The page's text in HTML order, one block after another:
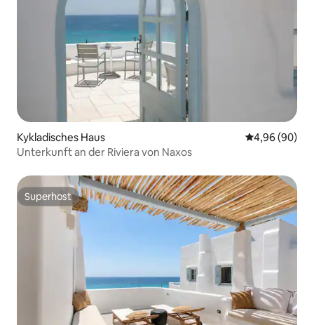
Kykladisches Haus
4,96 (90)
Unterkunft an der Riviera von Naxos
Superhost
Superhost